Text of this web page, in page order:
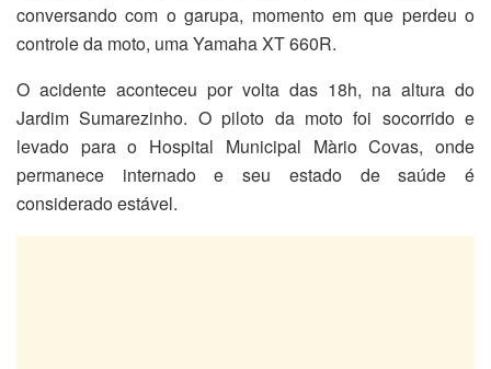
conversando com o garupa, momento em que perdeu o
controle da moto, uma Yamaha XT 660R.
O acidente aconteceu por volta das 18h, na altura do
Jardim Sumarezinho. O piloto da moto foi socorrido e
levado para o Hospital Municipal Màrio Covas, onde
permanece internado e seu estado de saúde é
considerado estável.